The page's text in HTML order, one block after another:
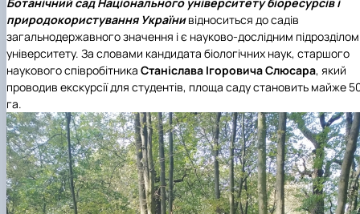
Ботанічний сад Національного університету біоресурсів і
природокористування Українивідноситься до садів
загальнодержавного значення і є науково-дослідним підрозділом
університету. За словами кандидата біологічних наук, старшого
наукового співробітника Станіслава Ігоровича Слюсара, який
проводив екскурсії для студентів, площа саду становить майже
га.